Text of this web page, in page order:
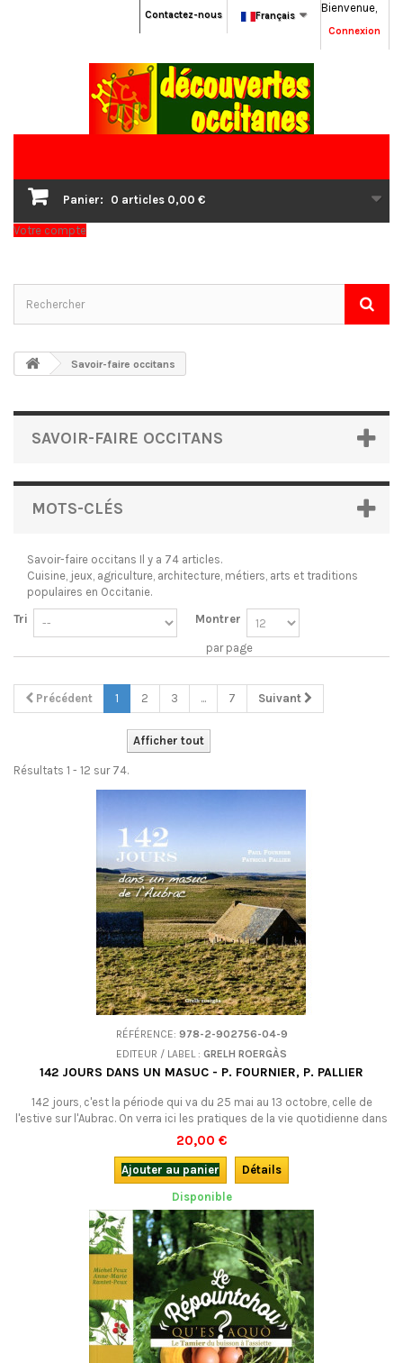
Bienvenue,
Connexion
Français
Contactez-nous
Panier: 0 articles 0,00 €
Votre compte
Savoir-faire occitans
SAVOIR-FAIRE OCCITANS
MOTS-CLÉS
Savoir-faire occitans Il y a 74 articles.
Cuisine, jeux, agriculture, architecture, métiers, arts et traditions
populaires en Occitanie.
Tri
Montrer
par page
Précédent 1 2 3 ... 7 Suivant
Afficher tout
Résultats 1 - 12 sur 74.
RÉFÉRENCE: 978-2-902756-04-9
EDITEUR / LABEL : GRELH ROERGÀS
142 JOURS DANS UN MASUC - P. FOURNIER, P. PALLIER
142 jours, c'est la période qui va du 25 mai au 13 octobre, celle de
l'estive sur l'Aubrac. On verra ici les pratiques de la vie quotidienne dans
un buron (un masuc) de l'Aubrac.Un livre bilingue, plein d'humanité et
riche de documents.
20,00 €
Ajouter au panier
Détails
Disponible